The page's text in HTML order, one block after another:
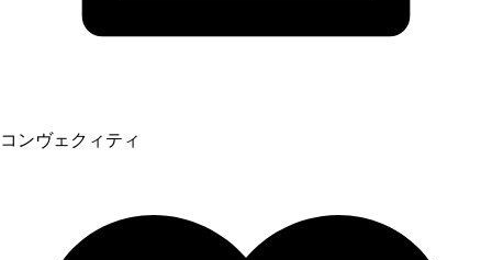
コンヴェクィティ